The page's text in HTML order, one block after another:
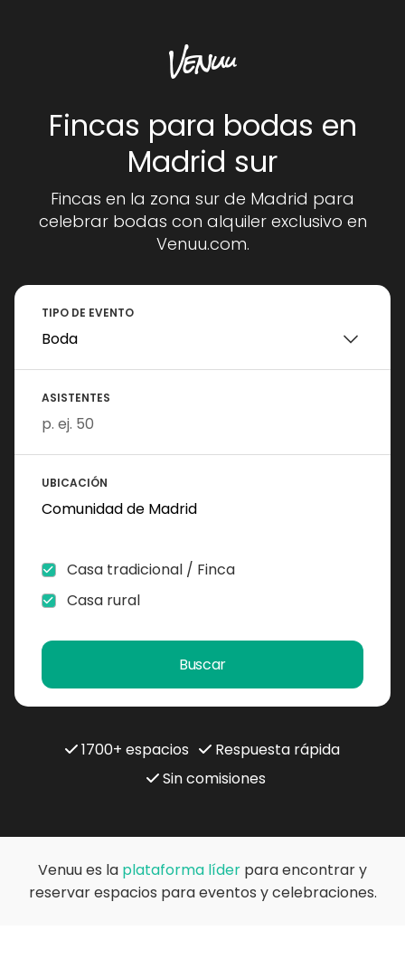
Fincas para bodas en
Madrid sur
Fincas en la zona sur de Madrid para
celebrar bodas con alquiler exclusivo en
Venuu.com.
TIPO DE EVENTO
ASISTENTES
UBICACIÓN
Casa tradicional / Finca
Casa rural
Buscar
1700+ espacios
Respuesta rápida
Sin comisiones
Venuu es la plataforma líder para encontrar y
reservar espacios para eventos y celebraciones.